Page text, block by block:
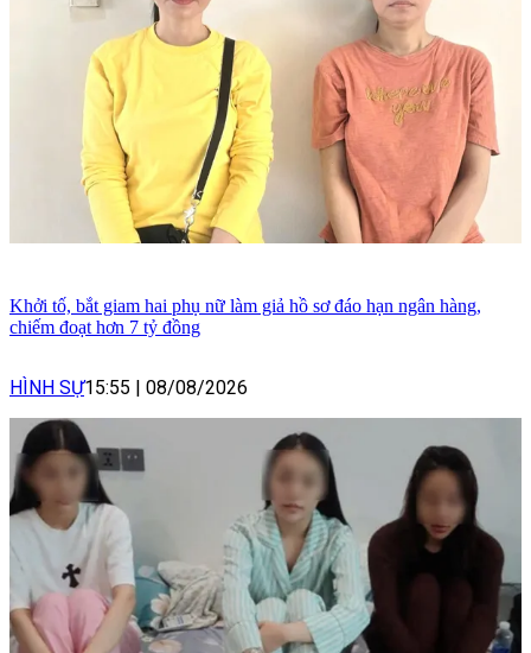
Khởi tố, bắt giam hai phụ nữ làm giả hồ sơ đáo hạn ngân hàng,
chiếm đoạt hơn 7 tỷ đồng
HÌNH SỰ15:55 08/08/2026